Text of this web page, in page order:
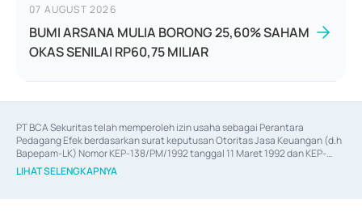
07 AUGUST 2026
BUMI ARSANA MULIA BORONG 25,60% SAHAM
OKAS SENILAI RP60,75 MILIAR
PT BCA Sekuritas telah memperoleh izin usaha sebagai Perantara
Pedagang Efek berdasarkan surat keputusan Otoritas Jasa Keuangan (d.h
Bapepam-LK) Nomor KEP-138/PM/1992 tanggal 11 Maret 1992 dan KEP-
06/D.04/2014 tanggal 28 Februari 2014, izin usaha sebagai Penjamin Emisi
Efek berdasarkan surat keputusan Otoritas Jasa Keuangan Nomor KEP-
LIHAT SELENGKAPNYA